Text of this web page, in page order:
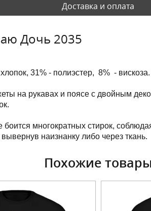
Доставка и оплата
Дочь 2035
31% - полиэстер, 8% - вискоза.
на рукавах и поясе с двойным
многократных стирок,
наизнанку либо через ткань.
Похожие